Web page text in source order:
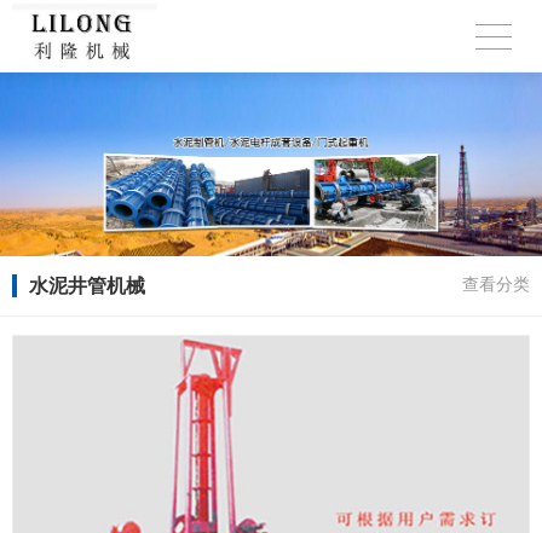
水泥井管机械 查看分类